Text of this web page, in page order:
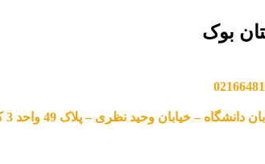
بوک
خیابان وحید نظری – پلاک 49 واحد 3 کد پستی: 1315686310